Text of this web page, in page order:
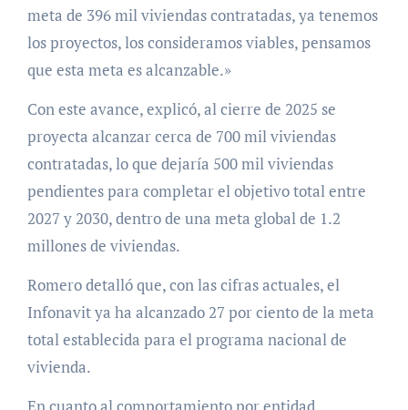
meta de 396 mil viviendas contratadas, ya tenemos
los proyectos, los consideramos viables, pensamos
que esta meta es alcanzable.»
Con este avance, explicó, al cierre de 2025 se
proyecta alcanzar cerca de 700 mil viviendas
contratadas, lo que dejaría 500 mil viviendas
pendientes para completar el objetivo total entre
2027 y 2030, dentro de una meta global de 1.2
millones de viviendas.
Romero detalló que, con las cifras actuales, el
Infonavit ya ha alcanzado 27 por ciento de la meta
total establecida para el programa nacional de
vivienda.
En cuanto al comportamiento por entidad